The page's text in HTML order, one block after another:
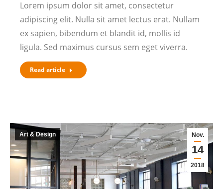
Lorem ipsum dolor sit amet, consectetur
adipiscing elit. Nulla sit amet lectus erat. Nullam
ex sapien, bibendum et blandit id, mollis id
ligula. Sed maximus cursus sem eget viverra.
Read article
Nov.
14
2018
Art & Design